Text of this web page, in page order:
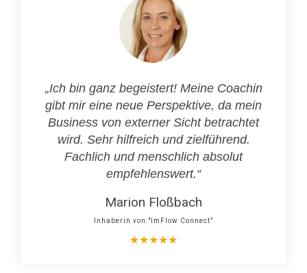
„Ich bin ganz begeistert! Meine Coachin
gibt mir eine neue Perspektive, da mein
Business von externer Sicht betrachtet
wird. Sehr hilfreich und zielführend.
Fachlich und menschlich absolut
empfehlenswert.“
Marion Floßbach
Inhaberin von "ImFlow Connect"
★★★★★